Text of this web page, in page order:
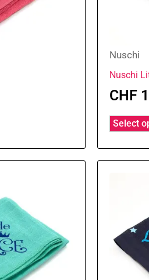
Nuschi
Nuschi
CHF
Select